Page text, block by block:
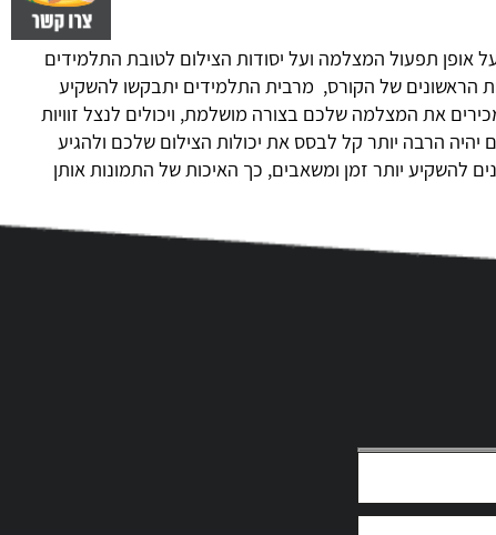
אופן תפעול המצלמה ועל יסודות הצילום לטובת התלמידים
הראשונים של הקורס, מרבית התלמידים יתבקשו להשקיע
את המצלמה שלכם בצורה מושלמת, ויכולים לנצל זוויות
יהיה הרבה יותר קל לבסס את יכולות הצילום שלכם ולהגיע
יותר זמן ומשאבים, כך האיכות של התמונות אותן
מגלים שאי אפשר להתבסס רק על לוח ומחברת. מדובר
לשטח ויצירת כמה שיותר אפשרויות של זוויות צילום,
כלים נוספים, אתם חייבים לקבל את כל התמיכה ואת כל
המאמצים בתהליך ההקמה של יצירת כיתות מלאות בערבות
לכם מספיק ידע בשביל ליצור תמונות אומנותיות
לבסס לעצמם קריירה מקצועית, בתחום העיסוק